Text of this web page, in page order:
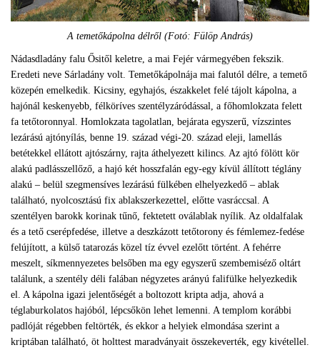
A temetőkápolna délről (Fotó: Fülöp András)
Nádasdladány falu Ősitől keletre, a mai Fejér vármegyében fekszik.
Eredeti neve Sárladány volt. Temetőkápolnája mai falutól délre, a temető
közepén emelkedik. Kicsiny, egyhajós, északkelet felé tájolt kápolna, a
hajónál keskenyebb, félköríves szentélyzáródással, a főhomlokzata felett
fa tetőtoronnyal. Homlokzata tagolatlan, bejárata egyszerű, vízszintes
lezárású ajtónyílás, benne 19. század végi-20. század eleji, lamellás
betétekkel ellátott ajtószárny, rajta áthelyezett kilincs. Az ajtó fölött kör
alakú padlásszellőző, a hajó két hosszfalán egy-egy kívül állított téglány
alakú – belül szegmensíves lezárású fülkében elhelyezkedő – ablak
található, nyolcosztású fix ablakszerkezettel, előtte vasráccsal. A
szentélyen barokk korinak tűnő, fektetett oválablak nyílik. Az oldalfalak
és a tető cserépfedése, illetve a deszkázott tetőtorony és fémlemez-fedése
felújított, a külső tatarozás közel tíz évvel ezelőtt történt. A fehérre
meszelt, síkmennyezetes belsőben ma egy egyszerű szembemiséző oltárt
találunk, a szentély déli falában négyzetes arányú falifülke helyezkedik
el. A kápolna igazi jelentőségét a boltozott kripta adja, ahová a
téglaburkolatos hajóból, lépcsőkön lehet lemenni. A templom korábbi
padlóját régebben feltörték, és ekkor a helyiek elmondása szerint a
kriptában található, öt holttest maradványait összekeverték, egy kivétellel.